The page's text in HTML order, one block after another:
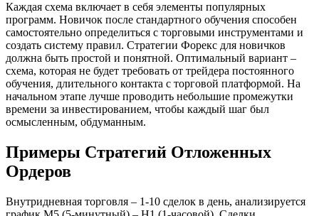
Каждая схема включает в себя элементы популярных
программ. Новичок после стандартного обучения способен
самостоятельно определиться с торговыми инструментами и
создать систему правил. Стратегии Форекс для новичков
должна быть простой и понятной. Оптимальный вариант –
схема, которая не будет требовать от трейдера постоянного
обучения, длительного контакта с торговой платформой. На
начальном этапе лучше проводить небольшие промежутки
времени за инвестированием, чтобы каждый шаг был
осмысленным, обдуманным.
Примеры Стратегий Отложенных
Ордеров
Внутридневная торговля – 1-10 сделок в день, анализируется